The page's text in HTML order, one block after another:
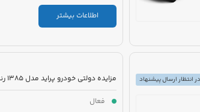
اطلاعات بیشتر
در انتظار ارسال پیشنهاد
فعال